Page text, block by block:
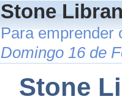
Stone
Para emprender
Domingo 16 de
Stone